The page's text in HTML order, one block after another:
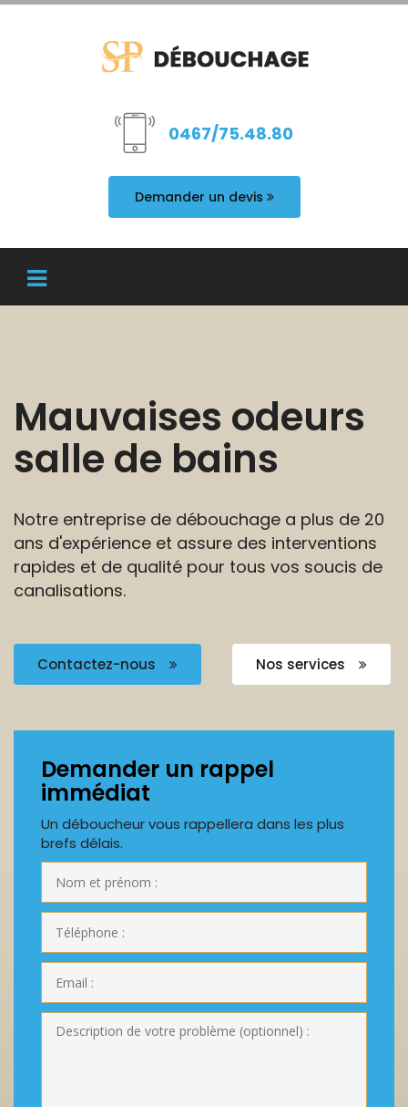
0467/75.48.80
Demander un devis
Mauvaises odeurs
salle de bains
Notre entreprise de débouchage a plus de 20
ans d'expérience et assure des interventions
rapides et de qualité pour tous vos soucis de
canalisations.
Contactez-nous Nos services
Demander un rappel
immédiat
Un déboucheur vous rappellera dans les plus
brefs délais.